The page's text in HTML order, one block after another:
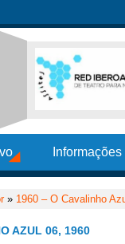
» 1960 – O Cavalinho
AZUL 06, 1960